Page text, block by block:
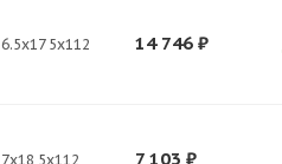
6.5x17 5x112 14 746 ₽
7x18 5x112 7 103 ₽